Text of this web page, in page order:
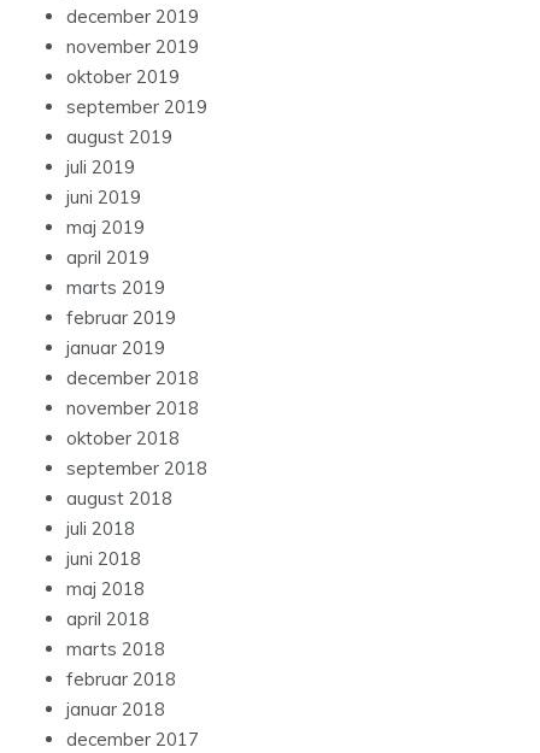
december 2019
november 2019
oktober 2019
september 2019
august 2019
juli 2019
juni 2019
maj 2019
april 2019
marts 2019
februar 2019
januar 2019
december 2018
november 2018
oktober 2018
september 2018
august 2018
juli 2018
juni 2018
maj 2018
april 2018
marts 2018
februar 2018
januar 2018
december 2017